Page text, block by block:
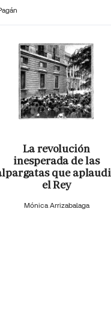
La revolución
inesperada de las
que
el Rey
Mónica Arrizabalaga